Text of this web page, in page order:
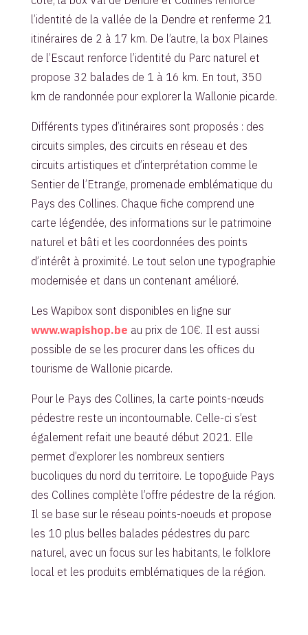
l’identité de la vallée de la Dendre et renferme 21
itinéraires de 2 à 17 km. De l’autre, la box Plaines
de l’Escaut renforce l’identité du Parc naturel et
propose 32 balades de 1 à 16 km. En tout, 350
km de randonnée pour explorer la Wallonie picarde.
Différents types d’itinéraires sont proposés : des
circuits simples, des circuits en réseau et des
circuits artistiques et d’interprétation comme le
Sentier de l’Etrange, promenade emblématique du
Pays des Collines. Chaque fiche comprend une
carte légendée, des informations sur le patrimoine
naturel et bâti et les coordonnées des points
d’intérêt à proximité. Le tout selon une typographie
modernisée et dans un contenant amélioré.
Les Wapibox sont disponibles en ligne sur
www.wapishop.be au prix de 10€. Il est aussi
possible de se les procurer dans les offices du
tourisme de Wallonie picarde.
Pour le Pays des Collines, la carte points-nœuds
pédestre reste un incontournable. Celle-ci s’est
également refait une beauté début 2021. Elle
permet d’explorer les nombreux sentiers
bucoliques du nord du territoire. Le topoguide Pays
des Collines complète l’offre pédestre de la région.
Il se base sur le réseau points-noeuds et propose
les 10 plus belles balades pédestres du parc
naturel, avec un focus sur les habitants, le folklore
local et les produits emblématiques de la région.